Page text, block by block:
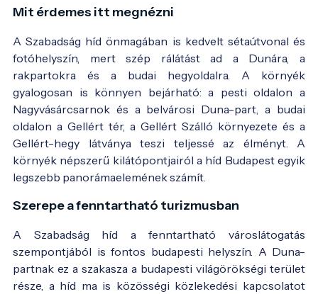
Mit érdemes itt megnézni
A Szabadság híd önmagában is kedvelt sétaútvonal és
fotóhelyszín, mert szép rálátást ad a Dunára, a
rakpartokra és a budai hegyoldalra. A környék
gyalogosan is könnyen bejárható: a pesti oldalon a
Nagyvásárcsarnok és a belvárosi Duna-part, a budai
oldalon a Gellért tér, a Gellért Szálló környezete és a
Gellért-hegy látványa teszi teljessé az élményt. A
környék népszerű kilátópontjairól a híd Budapest egyik
legszebb panorámaelemének számít.
A híd a 20. század első felében - Fotó:régi
képeslap
Szerepe a fenntartható turizmusban
A Szabadság híd a fenntartható városlátogatás
szempontjából is fontos budapesti helyszín. A Duna-
partnak ez a szakasza a budapesti világörökségi terület
része, a híd ma is közösségi közlekedési kapcsolatot